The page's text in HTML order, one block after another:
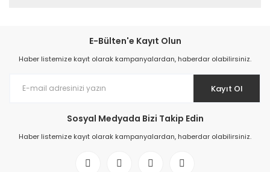
E-Bülten'e Kayıt Olun
Haber listemize kayıt olarak kampanyalardan, haberdar olabilirsiniz.
Kayıt Ol
Sosyal Medyada Bizi Takip Edin
Haber listemize kayıt olarak kampanyalardan, haberdar olabilirsiniz.